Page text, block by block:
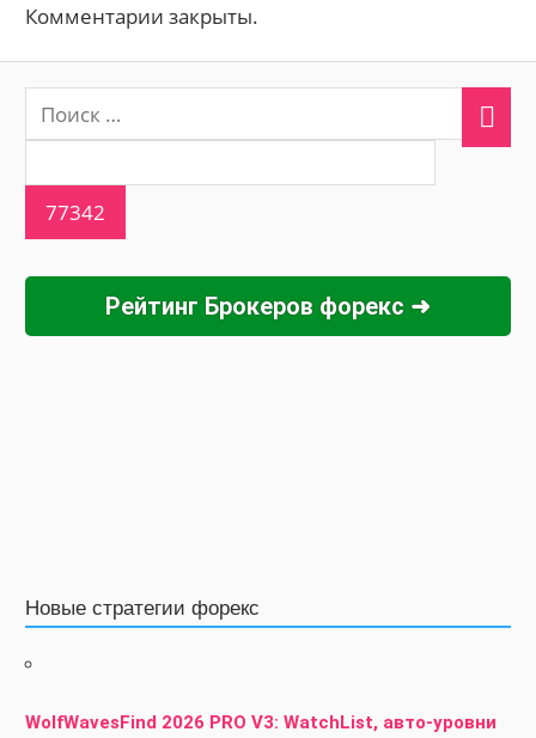
Комментарии закрыты.
Рейтинг Брокеров форекс ➜
Новые стратегии форекс
WolfWavesFind 2026 PRO V3: WatchList, авто-уровни